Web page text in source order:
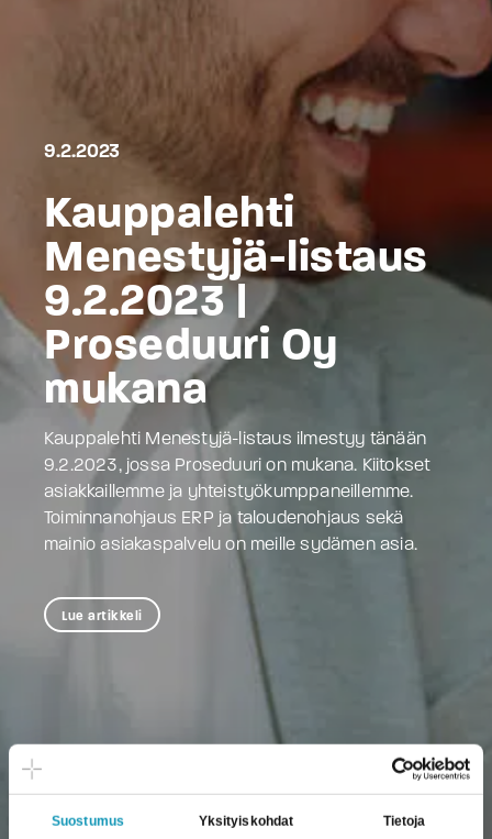
Suostumus Yksityiskohdat Tietoja
9.2.2023
Kauppalehti
Menestyjä-listaus
9.2.2023 |
Proseduuri Oy
mukana
Kauppalehti Menestyjä-listaus ilmestyy tänään
9.2.2023, jossa Proseduuri on mukana. Kiitokset
asiakkaillemme ja yhteistyökumppaneillemme.
Toiminnanohjaus ERP ja taloudenohjaus sekä
mainio asiakaspalvelu on meille sydämen asia.
Lue artikkeli